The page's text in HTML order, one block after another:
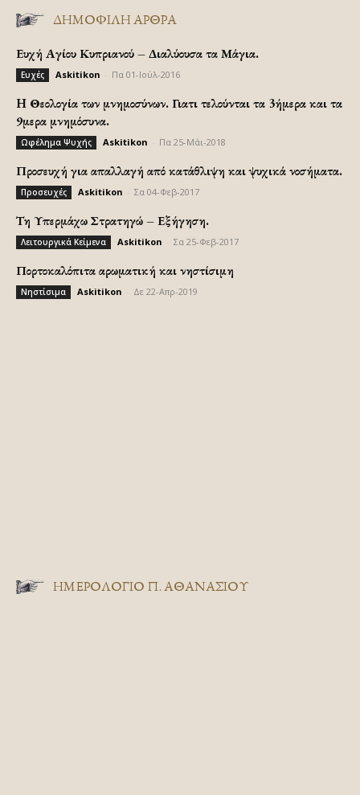
ΔΗΜΟΦΙΛΗ ΑΡΘΡΑ
Ευχή Αγίου Κυπριανού – Διαλύουσα τα Μάγια.
Ευχές Askitikon Πα 01-Ιούλ-2016
H Θεολογία των μνημοσύνων. Γιατι τελούνται τα 3ήμερα και τα
9μερα μνημόσυνα.
Ωφέλημα Ψυχής Askitikon Πα 25-Μάι-2018
Προσευχή για απαλλαγή από κατάθλιψη και ψυχικά νοσήματα.
Προσευχές Askitikon Σα 04-Φεβ-2017
Τη Υπερμάχω Στρατηγώ – Εξήγηση.
Λειτουργικά Κείμενα Askitikon Σα 25-Φεβ-2017
Πορτοκαλόπιτα αρωματική και νηστίσιμη
Νηστίσιμα Askitikon Δε 22-Απρ-2019
ΗΜΕΡΟΛΟΓΙΟ Π. ΑΘΑΝΑΣΙΟΥ